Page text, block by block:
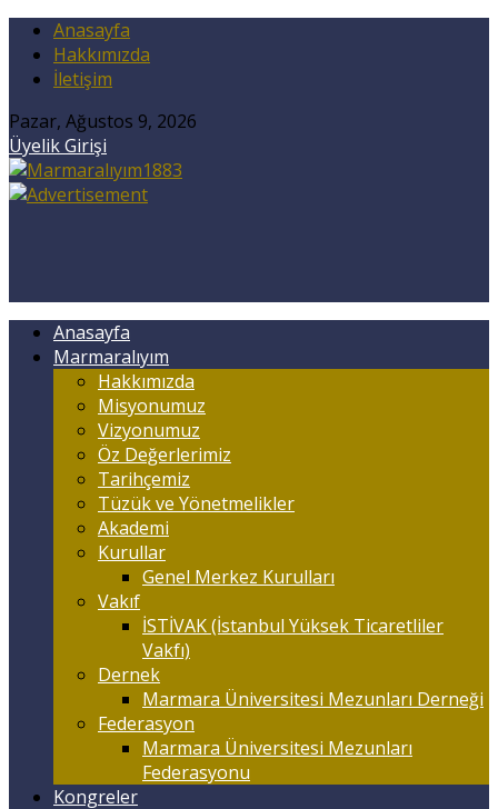
Anasayfa
Hakkımızda
İletişim
Pazar, Ağustos 9, 2026
Üyelik Girişi
Anasayfa
Marmaralıyım
Hakkımızda
Misyonumuz
Vizyonumuz
Öz Değerlerimiz
Tarihçemiz
Tüzük ve Yönetmelikler
Akademi
Kurullar
Genel Merkez Kurulları
Vakıf
İSTİVAK (İstanbul Yüksek Ticaretliler
Vakfı)
Dernek
Marmara Üniversitesi Mezunları Derneği
Federasyon
Marmara Üniversitesi Mezunları
Federasyonu
Kongreler